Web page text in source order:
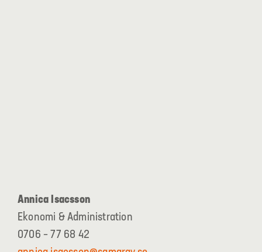
Annica Isacsson
Ekonomi & Administration
0706 – 77 68 42